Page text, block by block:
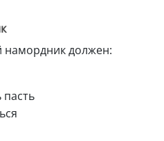
должен:
пасть